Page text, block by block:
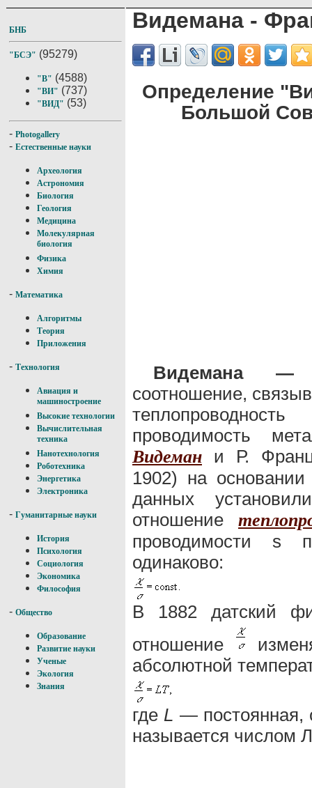
БНБ
"БСЭ" (95279)
"В" (4588)
"ВИ" (737)
"ВИД" (53)
- Photogallery
- Естественные науки
Археология
Астрономия
Биология
Геология
Медицина
Молекулярная
биология
Физика
Химия
- Математика
Алгоритмы
Теория
Приложения
- Технология
Авиация и
машиностроение
Высокие технологии
Вычислительная
техника
Нанотехнология
Роботехника
Энергетика
Электроника
- Гуманитарные науки
История
Психология
Социология
Экономика
Философия
- Общество
Образование
Развитие науки
Ученые
Экология
Знания
Видемана -
Определение
Большой
Видемана —
соотношение,
проводимость
Видеман и Р.
1902) на основании
данных
отношение
проводимости s
одинаково:
В 1882 датский
отношение
абсолютной
где L — постоянная,
называется числом